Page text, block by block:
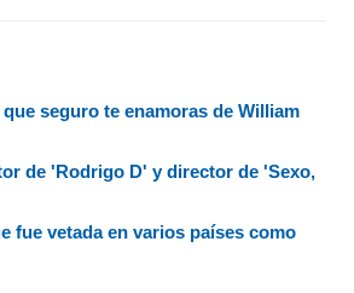
seguro te enamoras de William
de 'Rodrigo D' y director de 'Sexo,
fue vetada en varios países como